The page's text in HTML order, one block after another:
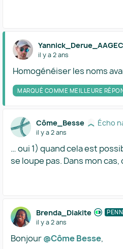
Yannick_Derue_AAGEC
il y a 2 ans
Homogénéiser les noms
MARQUÉ COMME MEILLEURE
Côme_Besse Écho
il y a 2 ans
… oui 1) quand cela est
se loupe pas. Dans mon cas,
Brenda_Diakite
il y a 2 ans
Bonjour@Côme Besse,